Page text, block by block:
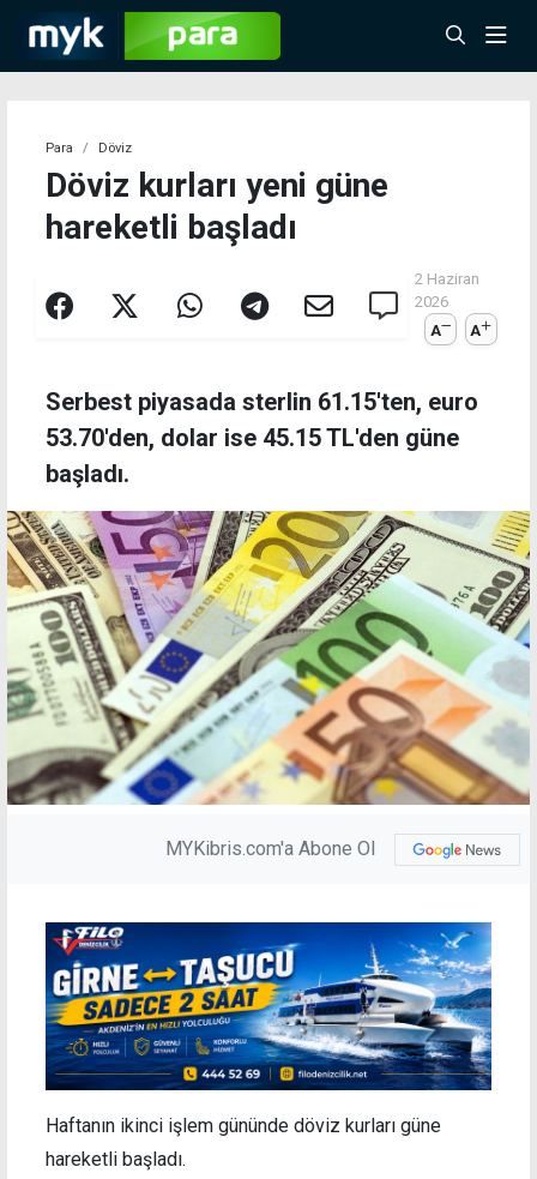
Para Döviz
Döviz kurları yeni güne
hareketli başladı
2 Haziran
2026
A
A
Serbest piyasada sterlin 61.15'ten, euro
53.70'den, dolar ise 45.15 TL'den güne
başladı.
MYKibris.com'a Abone Ol
Haftanın ikinci işlem gününde döviz kurları güne
hareketli başladı.